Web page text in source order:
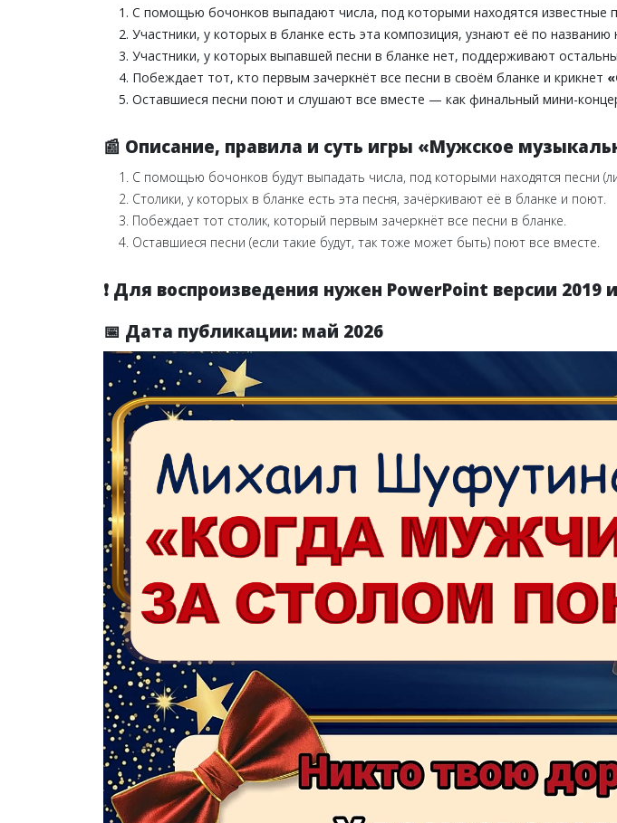
С помощью бочонков выпадают числа, под которыми находятся известные
Участники, у которых в бланке есть эта композиция, узнают её по
Участники, у которых выпавшей песни в бланке нет, поддерживают
Побеждает тот, кто первым зачеркнёт все песни в своём бланке и крикнет
Оставшиеся песни поют и слушают все вместе — как финальный мини-
📰 Описание, правила и суть игры «Мужское
С помощью бочонков будут выпадать числа, под которыми находятся песни
Столики, у которых в бланке есть эта песня, зачёркивают её в бланке и поют.
Побеждает тот столик, который первым зачеркнёт все песни в бланке.
Оставшиеся песни (если такие будут, так тоже может быть) поют все вместе.
❗ Для воспроизведения нужен PowerPoint версии
📅 Дата публикации: май 2026